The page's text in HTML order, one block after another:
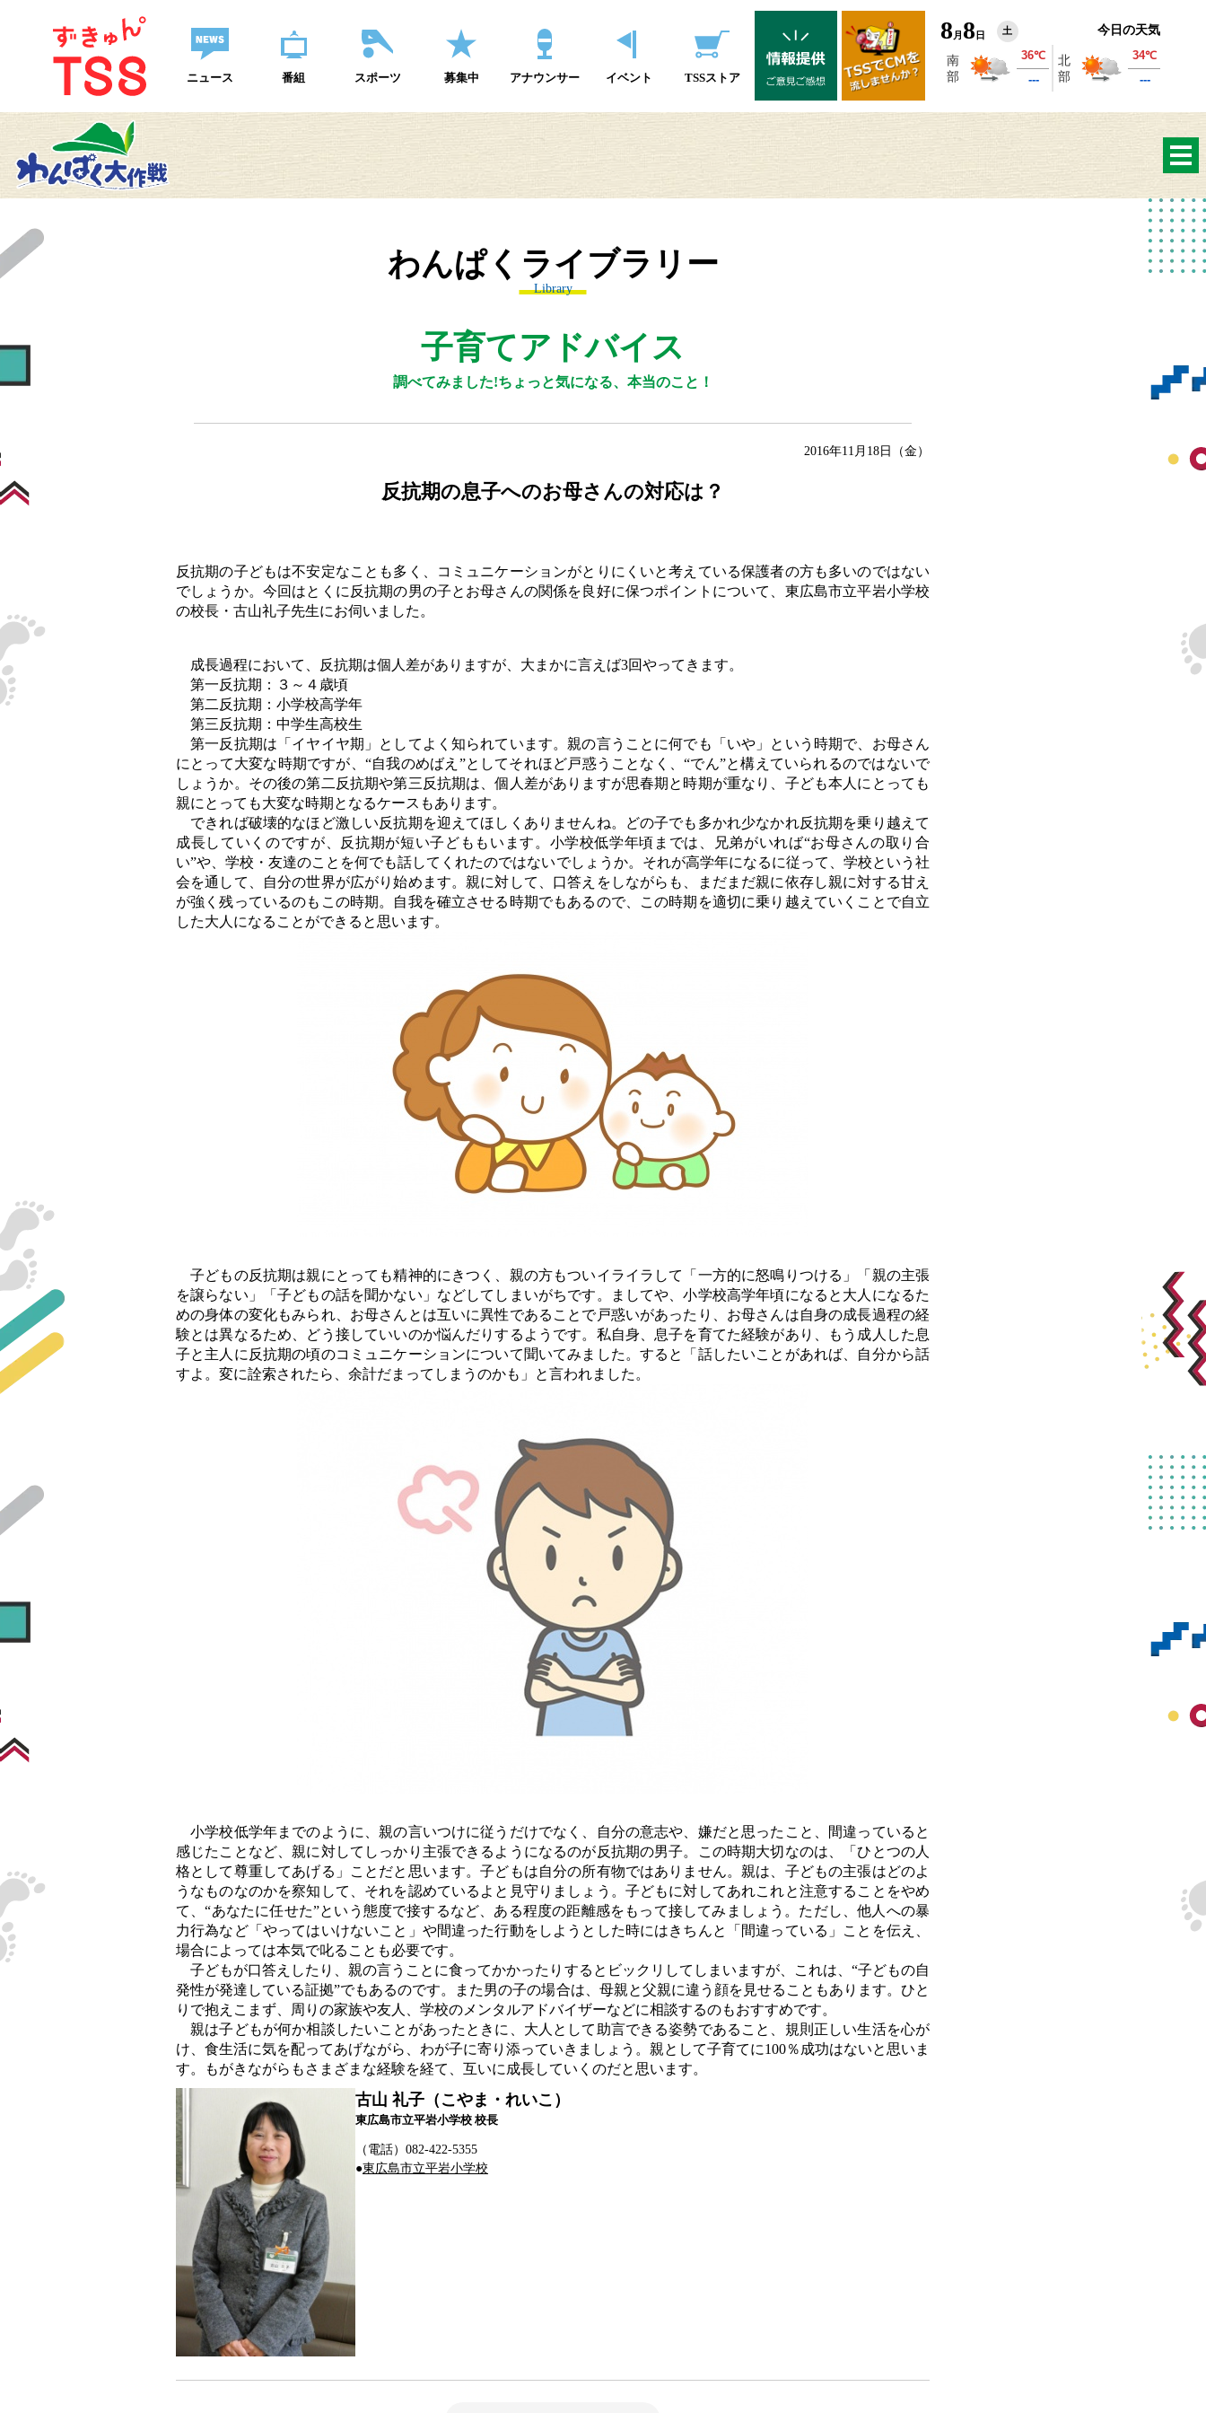
ニュース 番組 スポーツ 募集中 アナウンサー イベント TSSストア
8 月 8 日 土 今日の天気
わんぱくライブラリー
Library
子育てアドバイス
調べてみました!ちょっと気になる、本当のこと！
2016年11月18日（金）
反抗期の息子へのお母さんの対応は？
反抗期の子どもは不安定なことも多く、コミュニケーションがとりにくいと考えている保護者の方も多いのではない
でしょうか。今回はとくに反抗期の男の子とお母さんの関係を良好に保つポイントについて、東広島市立平岩小学校
の校長・古山礼子先生にお伺いました。
成長過程において、反抗期は個人差がありますが、大まかに言えば3回やってきます。
第一反抗期：３～４歳頃
第二反抗期：小学校高学年
第三反抗期：中学生高校生
第一反抗期は「イヤイヤ期」としてよく知られています。親の言うことに何でも「いや」という時期で、お母さん
にとって大変な時期ですが、“自我のめばえ”としてそれほど戸惑うことなく、“でん”と構えていられるのではないで
しょうか。その後の第二反抗期や第三反抗期は、個人差がありますが思春期と時期が重なり、子ども本人にとっても
親にとっても大変な時期となるケースもあります。
できれば破壊的なほど激しい反抗期を迎えてほしくありませんね。どの子でも多かれ少なかれ反抗期を乗り越えて
成長していくのですが、反抗期が短い子どももいます。小学校低学年頃までは、兄弟がいれば“お母さんの取り合
い”や、学校・友達のことを何でも話してくれたのではないでしょうか。それが高学年になるに従って、学校という社
会を通して、自分の世界が広がり始めます。親に対して、口答えをしながらも、まだまだ親に依存し親に対する甘え
が強く残っているのもこの時期。自我を確立させる時期でもあるので、この時期を適切に乗り越えていくことで自立
した大人になることができると思います。
子どもの反抗期は親にとっても精神的にきつく、親の方もついイライラして「一方的に怒鳴りつける」「親の主張
を譲らない」「子どもの話を聞かない」などしてしまいがちです。ましてや、小学校高学年頃になると大人になるた
めの身体の変化もみられ、お母さんとは互いに異性であることで戸惑いがあったり、お母さんは自身の成長過程の経
験とは異なるため、どう接していいのか悩んだりするようです。私自身、息子を育てた経験があり、もう成人した息
子と主人に反抗期の頃のコミュニケーションについて聞いてみました。すると「話したいことがあれば、自分から話
すよ。変に詮索されたら、余計だまってしまうのかも」と言われました。
小学校低学年までのように、親の言いつけに従うだけでなく、自分の意志や、嫌だと思ったこと、間違っていると
感じたことなど、親に対してしっかり主張できるようになるのが反抗期の男子。この時期大切なのは、「ひとつの人
格として尊重してあげる」ことだと思います。子どもは自分の所有物ではありません。親は、子どもの主張はどのよ
うなものなのかを察知して、それを認めているよと見守りましょう。子どもに対してあれこれと注意することをやめ
て、“あなたに任せた”という態度で接するなど、ある程度の距離感をもって接してみましょう。ただし、他人への暴
力行為など「やってはいけないこと」や間違った行動をしようとした時にはきちんと「間違っている」ことを伝え、
場合によっては本気で叱ることも必要です。
子どもが口答えしたり、親の言うことに食ってかかったりするとビックリしてしまいますが、これは、“子どもの自
発性が発達している証拠”でもあるのです。また男の子の場合は、母親と父親に違う顔を見せることもあります。ひと
りで抱えこまず、周りの家族や友人、学校のメンタルアドバイザーなどに相談するのもおすすめです。
親は子どもが何か相談したいことがあったときに、大人として助言できる姿勢であること、規則正しい生活を心が
け、食生活に気を配ってあげながら、わが子に寄り添っていきましょう。親として子育てに100％成功はないと思いま
す。もがきながらもさまざまな経験を経て、互いに成長していくのだと思います。
古山 礼子（こやま・れいこ）
東広島市立平岩小学校 校長
（電話）082-422-5355
●東広島市立平岩小学校